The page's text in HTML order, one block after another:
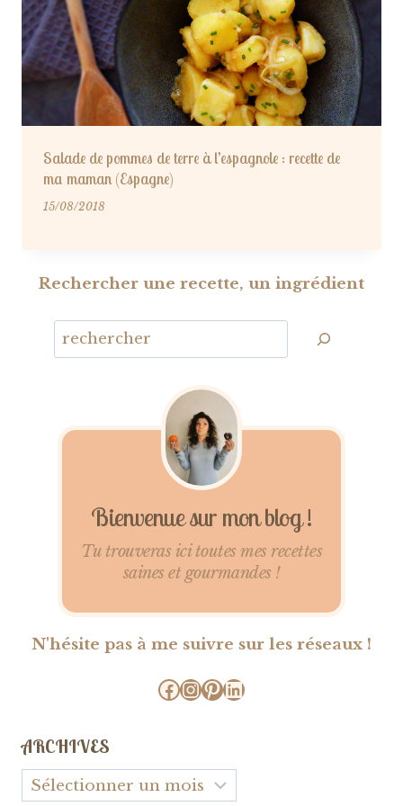
Salade de pommes de terre à l’espagnole : recette de
ma maman (Espagne)
15/08/2018
Rechercher une recette, un ingrédient
Bienvenue sur mon blog !
Tu trouveras ici toutes mes recettes
saines et gourmandes !
N'hésite pas à me suivre sur les réseaux !
Facebook
Instagram
Pinterest
LinkedIn
ARCHIVES
Archives